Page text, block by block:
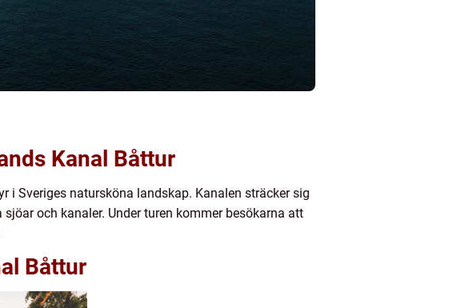
Kanal Båttur
i Sveriges natursköna landskap. Kanalen sträcker sig
och kanaler. Under turen kommer besökarna att
Båttur